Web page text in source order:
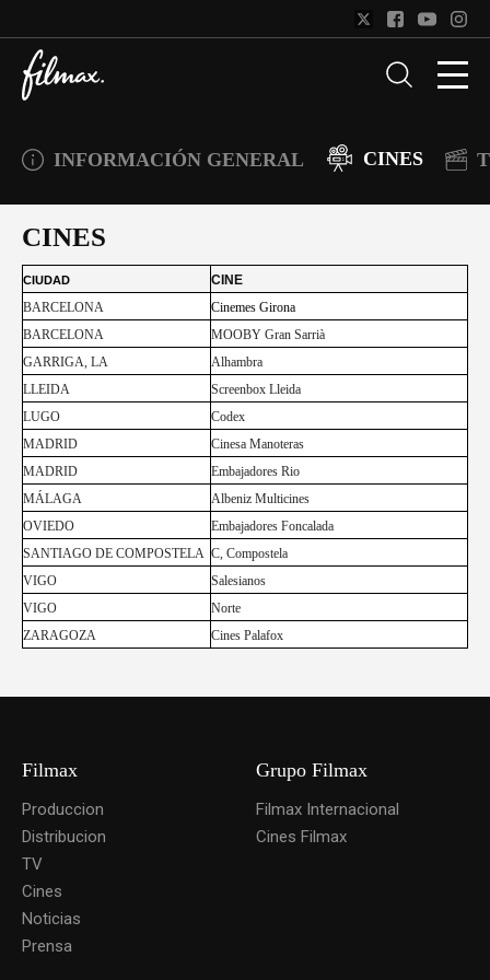
INFORMACIÓN GENERAL CINES
CINES
CIUDAD
CINE
BARCELONA
Cinemes Girona
BARCELONA
MOOBY Gran Sarrià
GARRIGA, LA
Alhambra
LLEIDA
Screenbox Lleida
LUGO
Codex
MADRID
Cinesa Manoteras
MADRID
Embajadores Rio
MÁLAGA
Albeniz Multicines
OVIEDO
Embajadores Foncalada
SANTIAGO DE COMPOSTELA C, Compostela
VIGO
Salesianos
VIGO
Norte
ZARAGOZA
Cines Palafox
Filmax
Produccion
Distribucion
TV
Cines
Noticias
Prensa
Grupo Filmax
Filmax Internacional
Cines Filmax